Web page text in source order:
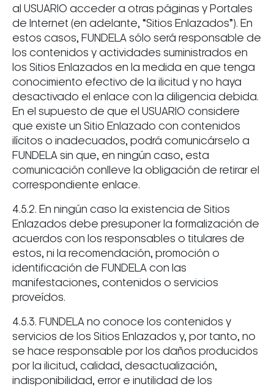
al USUARIO acceder a otras páginas y Portales
de Internet (en adelante, “Sitios Enlazados”). En
estos casos, FUNDELA sólo será responsable de
los contenidos y actividades suministrados en
los Sitios Enlazados en la medida en que tenga
conocimiento efectivo de la ilicitud y no haya
desactivado el enlace con la diligencia debida.
En el supuesto de que el USUARIO considere
que existe un Sitio Enlazado con contenidos
ilícitos o inadecuados, podrá comunicárselo a
FUNDELA sin que, en ningún caso, esta
comunicación conlleve la obligación de retirar el
correspondiente enlace.
4.5.2. En ningún caso la existencia de Sitios
Enlazados debe presuponer la formalización de
acuerdos con los responsables o titulares de
estos, ni la recomendación, promoción o
identificación de FUNDELA con las
manifestaciones, contenidos o servicios
proveídos.
4.5.3. FUNDELA no conoce los contenidos y
servicios de los Sitios Enlazados y, por tanto, no
se hace responsable por los daños producidos
por la ilicitud, calidad, desactualización,
indisponibilidad, error e inutilidad de los